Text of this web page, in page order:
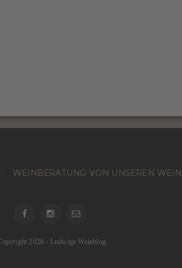
WEINBERATUNG VON UNSEREN
Facebook Instagramemail
2026- Ludwigs Weinblog